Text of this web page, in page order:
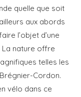
quelle que soit
aux abords
l’objet d’une
La nature offre
telles les
Cordon.
vélo dans ce